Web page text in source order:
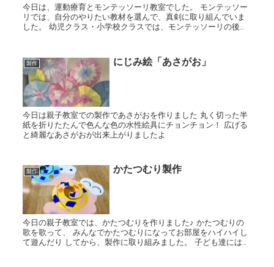
今日は、運動療育とモンテッソーリ教室でした。 モンテッソー
リでは、自分のやりたい教材を選んで、真剣に取り組んでいま
した。 幼児クラス・小学校クラスでは、モンテッソーリの後に
製作 にじみ絵「あさがお」
今日は親子教室での製作であさがおを作りました 丸く切った半
紙を折りたたんで色んな色の水性絵具にチョンチョン！ 広げる
と綺麗なあさがおが出来上がりましたよ
製作 かたつむり製作
今日の親子教室では、かたつむりを作りました♪ かたつむりの
歌を歌って、 みんなでかたつむりになってお部屋をハイハイし
て遊んだり してから、製作に取り組みました。 子ども達には折